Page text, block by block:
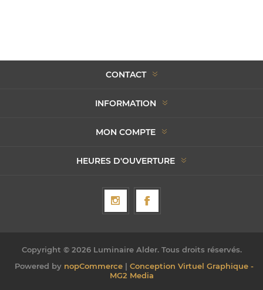
CONTACT
INFORMATION
MON COMPTE
HEURES D'OUVERTURE
Copyright © 2026 Luminaire Alder. Tous droits réservés.
Powered by nopCommerce| Conception Virtuel Graphique -
MG2 Media